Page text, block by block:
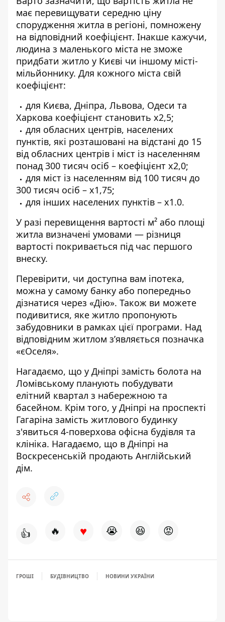
має перевищувати середню ціну
спорудження житла в регіоні, помножену
на відповідний коефіцієнт. Інакше кажучи,
людина з маленького міста не зможе
придбати житло у Києві чи іншому місті-
мільйоннику. Для кожного міста свій
коефіцієнт:
для Києва, Дніпра, Львова, Одеси та
Харкова коефіцієнт становить х2,5;
для обласних центрів, населених
пунктів, які розташовані на відстані до 15
від обласних центрів і міст із населенням
понад 300 тисяч осіб – коефіцієнт х2,0;
для міст із населенням від 100 тисяч до
300 тисяч осіб – х1,75;
для інших населених пунктів – х1.0.
У разі перевищення вартості м² або площі
житла визначені умовами — різниця
вартості покривається під час першого
внеску.
Перевірити, чи доступна вам іпотека,
можна у самому банку або попередньо
дізнатися через «Дію». Також ви можете
подивитися, яке житло пропонують
забудовники в рамках цієї програми. Над
відповідним житлом з’являється позначка
«єОселя».
Нагадаємо, що у Дніпрі замість болота на
Ломівському планують побудувати
елітний квартал з набережною та
басейном. Крім того, у Дніпрі на проспекті
Гагаріна замість житлового будинку
з'явиться 4-поверхова офісна будівля та
клініка. Нагадаємо, що в Дніпрі на
Воскресенській продають Англійський
дім.
👍 🔥 ♥ 😭 😆 😡
ГРОШІ БУДІВНИЦТВО НОВИНИ УКРАЇНИ